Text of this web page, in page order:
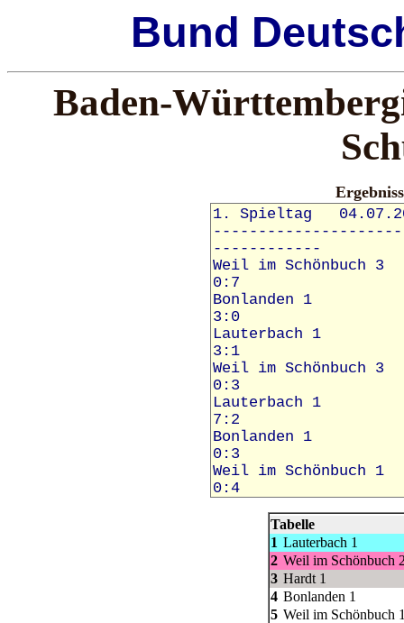
Bund
Baden-
Tabelle
1 Lauterbach 1
2 Weil im Schönbuch
3 Hardt 1
4 Bonlanden 1
5 Weil im Schönbuch